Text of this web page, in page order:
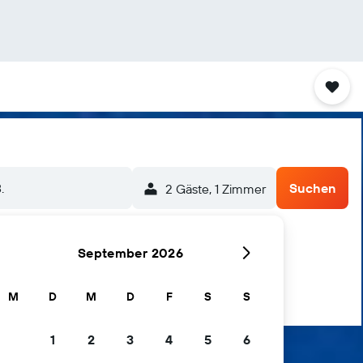
2 Gäste, 1 Zimmer Suchen
September 2026
M D M D F S S
1 2 3 4 5 6